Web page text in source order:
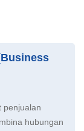
penjualan
hubungan